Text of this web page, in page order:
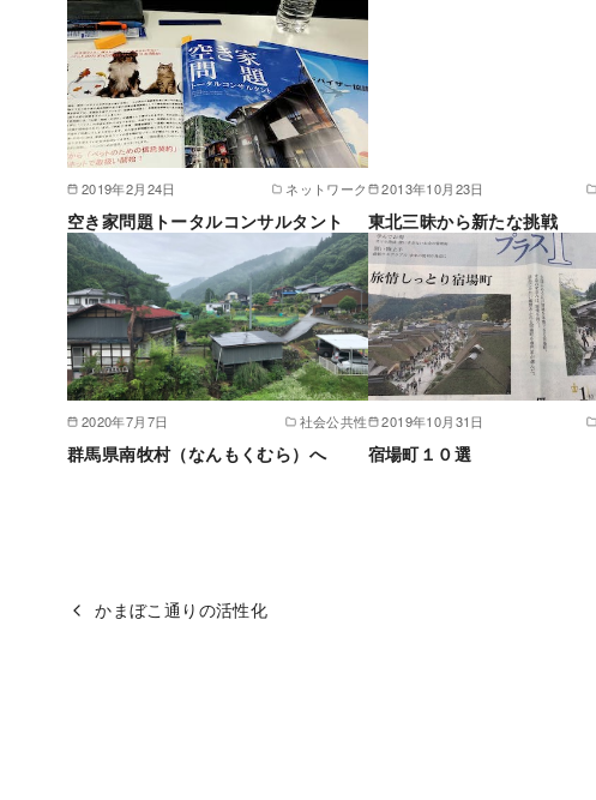
2019年2月24日 ネットワーク
空き家問題トータルコンサルタント
2013年10月23日
東北三昧から新たな挑戦
2020年7月7日 社会公共性
群馬県南牧村（なんもくむら）へ
2019年10月31日
宿場町１０選
かまぼこ通りの活性化